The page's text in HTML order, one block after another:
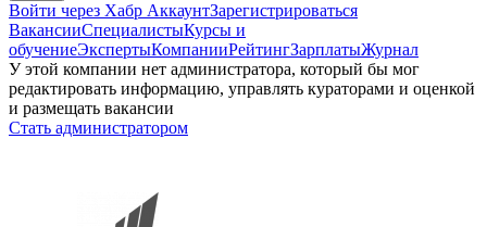
Войти через Хабр АккаунтЗарегистрироваться
ВакансииСпециалистыКурсы и
обучениеЭкспертыКомпанииРейтингЗарплатыЖурнал
У этой компании нет администратора, который бы мог
редактировать информацию, управлять кураторами и оценкой
и размещать вакансии
Стать администратором